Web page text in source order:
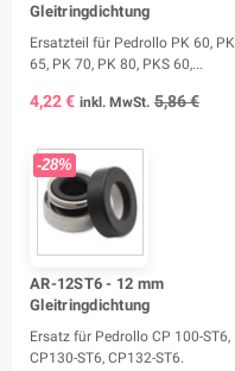
Gleitringdichtung
Ersatzteil für Pedrollo PK 60, PK
65, PK 70, PK 80, PKS 60,...
4,22 € inkl. MwSt. 5,86 €
-28%
AR-12ST6 - 12 mm
Gleitringdichtung
Ersatz für Pedrollo CP 100-ST6,
CP130-ST6, CP132-ST6.